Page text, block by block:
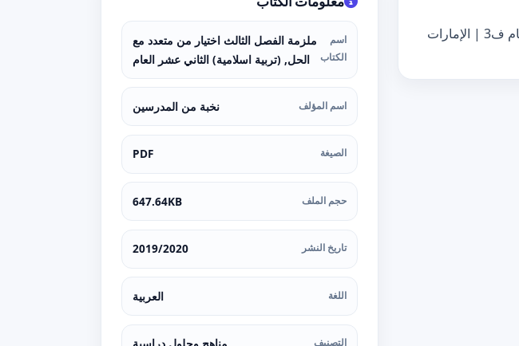
اسم
الكتاب
ملزمة الفصل الثالث اختيار من متعدد مع
الحل, (تربية اسلامية) الثاني عشر العام
اسم المؤلف نخبة من المدرسين
الصيغة PDF
حجم الملف 647.64KB
تاريخ النشر 2019/2020
اللغة العربية
التصنيف